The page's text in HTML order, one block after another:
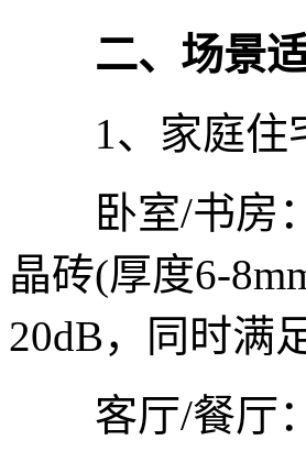
二、场景适
1、家庭住
卧室/书房：
晶砖(厚度6-
20dB，同时满
客厅/餐厅：